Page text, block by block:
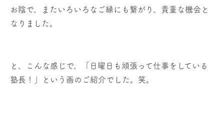
お陰で、またいろいろなご縁にも繋がり、貴重な機会と
なりました。
と、こんな感じで、「日曜日も頑張って仕事をしている
塾長！」という画のご紹介でした。笑。